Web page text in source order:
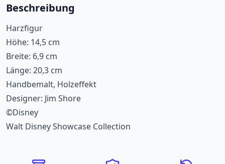
Beschreibung
Harzfigur
Höhe: 14,5 cm
Breite: 6,9 cm
Länge: 20,3 cm
Handbemalt, Holzeffekt
Designer: Jim Shore
©Disney
Walt Disney Showcase Collection